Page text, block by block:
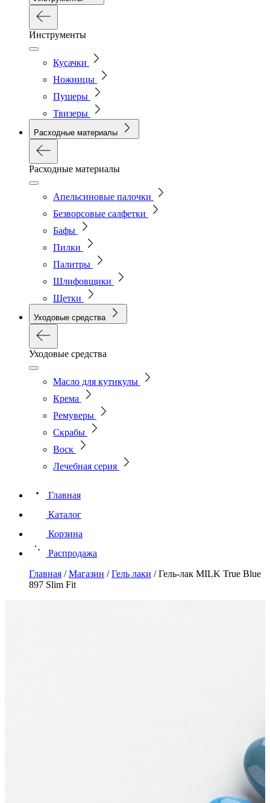
Инструменты
Кусачки
Ножницы
Пушеры
Твизеры
Расходные материалы
Расходные материалы
Апельсиновые палочки
Безворсовые салфетки
Бафы
Пилки
Палитры
Шлифовщики
Щетки
Уходовые средства
Уходовые средства
Масло для кутикулы
Крема
Ремуверы
Скрабы
Воск
Лечебная серия
Главная
Каталог
Корзина
Распродажа
Главная /Магазин /Гель лаки /Гель-лак MILK True Blue
897 Slim Fit